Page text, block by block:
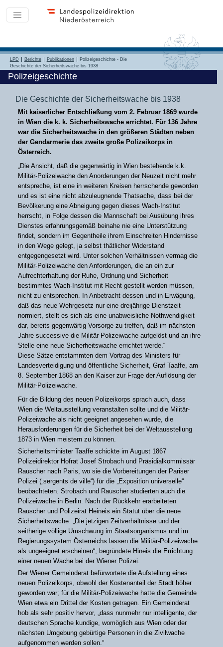
LPD Berichte Publikationen
Polizeigeschichte - Die
Geschichte der Sicherheitswache bis 1938
Polizeigeschichte
Die Geschichte der Sicherheitswache bis 1938
Mit kaiserlicher Entschließung vom 2. Februar 1869 wurde
in Wien die k. k. Sicherheitswache errichtet. Für 136 Jahre
war die Sicherheitswache in den größeren Städten neben
der Gendarmerie das zweite große Polizeikorps in
Österreich.
„Die Ansicht, daß die gegenwärtig in Wien bestehende k.k.
Militär-Polizeiwache den Anorderungen der Neuzeit nicht mehr
entspreche, ist eine in weiteren Kreisen herrschende geworden
und es ist eine nicht abzuleugnende Thatsache, dass bei der
Bevölkerung eine Abneigung gegen dieses Wach-Institut
herrscht, in Folge dessen die Mannschaft bei Ausübung ihres
Dienstes erfahrungsgemäß beinahe nie eine Unterstützung
findet, sondern im Gegentheile ihrem Einschreiten Hindernisse
in den Wege gelegt, ja selbst thätlicher Widerstand
entgegengesetzt wird. Unter solchen Verhältnissen vermag die
Militär-Polizeiwache den Anforderungen, die an ein zur
Aufrechterhaltung der Ruhe, Ordnung und Sicherheit
bestimmtes Wach-Institut mit Recht gestellt werden müssen,
nicht zu entsprechen. In Anbetracht dessen und in Erwägung,
daß das neue Wehrgesetz nur eine dreijährige Dienstzeit
normiert, stellt es sich als eine unabweisliche Nothwendigkeit
dar, bereits gegenwärtig Vorsorge zu treffen, daß im nächsten
Jahre successive die Militär-Polizeiwache aufgelöst und an ihre
Stelle eine neue Sicherheitswache errichtet werde.“
Diese Sätze entstammten dem Vortrag des Ministers für
Landesverteidigung und öffentliche Sicherheit, Graf Taaffe, am
8. September 1868 an den Kaiser zur Frage der Auflösung der
Militär-Polizeiwache.
Für die Bildung des neuen Polizeikorps sprach auch, dass
Wien die Weltausstellung veranstalten sollte und die Militär-
Polizeiwache als nicht geeignet angesehen wurde, die
Herausforderungen für die Sicherheit bei der Weltausstellung
1873 in Wien meistern zu können.
Sicherheitsminister Taaffe schickte im August 1867
Polizeidirektor Hofrat Josef Strobach und Präsidialkommissär
Rauscher nach Paris, wo sie die Vorbereitungen der Pariser
Polizei („sergents de ville“) für die „Exposition universelle“
beobachteten. Strobach und Rauscher studierten auch die
Polizeiwache in Berlin. Nach der Rückkehr erarbeiteten
Rauscher und Polizeirat Heineis ein Statut über die neue
Sicherheitswache. „Die jetzigen Zeitverhältnisse und der
seitherige völlige Umschwung im Staatsorganismus und im
Regierungssystem Österreichs lassen die Militär-Polizeiwache
als ungeeignet erscheinen“, begründete Hineis die Errichtung
einer neuen Wache bei der Wiener Polizei.
Der Wiener Gemeinderat befürwortete die Aufstellung eines
neuen Polizeikorps, obwohl der Kostenanteil der Stadt höher
geworden war; für die Militär-Polizeiwache hatte die Gemeinde
Wien etwa ein Drittel der Kosten getragen. Ein Gemeinderat
hob als sehr positiv hervor, „dass nunmehr nur intelligente, der
deutschen Sprache kundige, womöglich aus Wien oder der
nächsten Umgebung gebürtige Personen in die Zivilwache
aufgenommen werden sollen.“